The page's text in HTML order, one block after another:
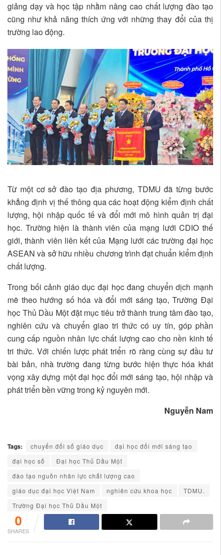
giảng dạy và học tập nhằm nâng cao chất lượng đào tạo
cũng như khả năng thích ứng với những thay đổi của thị
trường lao động.
Từ một cơ sở đào tạo địa phương, TDMU đã từng bước
khẳng định vị thế thông qua các hoạt động kiểm định chất
lượng, hội nhập quốc tế và đổi mới mô hình quản trị đại
học. Trường hiện là thành viên của mạng lưới CDIO thế
giới, thành viên liên kết của Mạng lưới các trường đại học
ASEAN và sở hữu nhiều chương trình đạt chuẩn kiểm định
chất lượng.
Trong bối cảnh giáo dục đại học đang chuyển dịch mạnh
mẽ theo hướng số hóa và đổi mới sáng tạo, Trường Đại
học Thủ Dầu Một đặt mục tiêu trở thành trung tâm đào tạo,
nghiên cứu và chuyển giao tri thức có uy tín, góp phần
cung cấp nguồn nhân lực chất lượng cao cho nền kinh tế
tri thức. Với chiến lược phát triển rõ ràng cùng sự đầu tư
bài bản, nhà trường đang từng bước hiện thực hóa khát
vọng xây dựng một đại học đổi mới sáng tạo, hội nhập và
phát triển bền vững trong kỷ nguyên mới.
Nguyễn Nam
Tags: chuyển đổi số giáo dục
đại học đổi mới sáng tạo
đại học số
Đại học Thủ Dầu Một
đào tạo nguồn nhân lực chất lượng cao
giáo dục đại học Việt Nam
nghiên cứu khoa học
TDMU.
Trường Đại học Thủ Dầu Một
0
SHARES